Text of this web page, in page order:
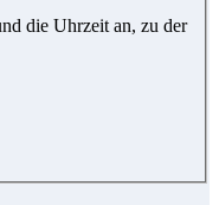
die Uhrzeit an, zu der